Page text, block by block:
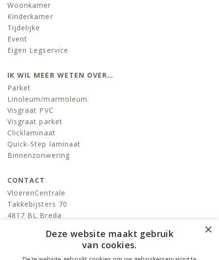
Woonkamer
Kinderkamer
Tijdelijke
Event
Eigen Legservice
IK WIL MEER WETEN OVER…
Parket
Linoleum/marmoleum
Visgraat PVC
Visgraat parket
Clicklaminaat
Quick-Step laminaat
Binnenzonwering
CONTACT
VloerenCentrale
Takkebijsters 70
4817 BL Breda
info@devloerencentrale.nl
×
Deze website maakt gebruik
van cookies.